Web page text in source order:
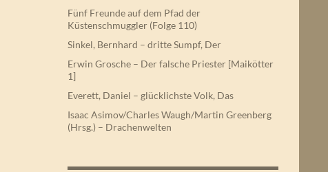
Fünf Freunde auf dem Pfad der
Küstenschmuggler (Folge 110)
Sinkel, Bernhard – dritte Sumpf, Der
Erwin Grosche – Der falsche Priester [Maikötter
1]
Everett, Daniel – glücklichste Volk, Das
Isaac Asimov/Charles Waugh/Martin Greenberg
(Hrsg.) – Drachenwelten